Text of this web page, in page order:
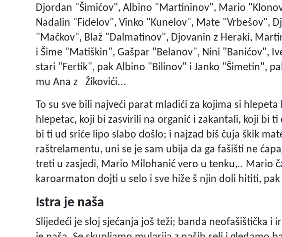
Djordan "Šimićov", Albino "Martininov", Mario
Nadalin "Fidelov", Vinko "Kunelov", Mate "Vrbešov",
"Mačkov", Blaž "Dalmatinov", Djovanin z Heraki,
i Šime "Matiškin", Gašpar "Belanov", Nini "Banićov",
stari "Fertik", pak Albino "Bilinov" i Janko "Šimetin",
mu Ana z Žikovići...
To su sve bili najveći parat mladići za kojima si
hlepetac, koji bi zasvirili na organić i zakantali, koji bi
bi ti ud sriće lipo slabo došlo; i najzad biš čuja škik
raštrelamentu, uni se je sam ubija da ga fašišti ne
treti u zasjedi, Mario Milohanić vero u tenku,.. Mario
karoarmaton dojti u selo i sve hiže š njin doli hititi,
Istra je naša
Slijedeći je sloj sjećanja još teži; banda neofašištička i